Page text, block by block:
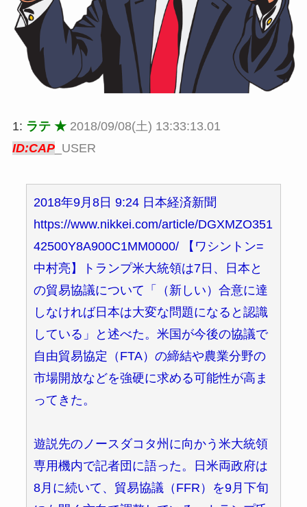
1: ラテ ★ 2018/09/08(土) 13:33:13.01
ID:CAP_USER
2018年9月8日 9:24 日本経済新聞
https://www.nikkei.com/article/DGXMZO351
42500Y8A900C1MM0000/ 【ワシントン=
中村亮】トランプ米大統領は7日、日本と
の貿易協議について「（新しい）合意に達
しなければ日本は大変な問題になると認識
している」と述べた。米国が今後の協議で
自由貿易協定（FTA）の締結や農業分野の
市場開放などを強硬に求める可能性が高ま
ってきた。
遊説先のノースダコタ州に向かう米大統領
専用機内で記者団に語った。日米両政府は
8月に続いて、貿易協議（FFR）を9月下旬